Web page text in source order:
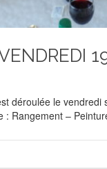
déroulée le
: Rangement –